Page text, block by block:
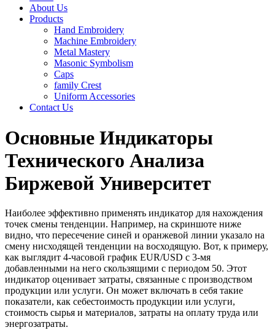
About Us
Products
Hand Embroidery
Machine Embroidery
Metal Mastery
Masonic Symbolism
Caps
family Crest
Uniform Accessories
Contact Us
Основные Индикаторы
Технического Анализа
Биржевой Университет
Наиболее эффективно применять индикатор для нахождения
точек смены тенденции. Например, на скриншоте ниже
видно, что пересечение синей и оранжевой линии указало на
смену нисходящей тенденции на восходящую. Вот, к примеру,
как выглядит 4-часовой график EUR/USD с 3-мя
добавленными на него скользящими с периодом 50. Этот
индикатор оценивает затраты, связанные с производством
продукции или услуги. Он может включать в себя такие
показатели, как себестоимость продукции или услуги,
стоимость сырья и материалов, затраты на оплату труда или
энергозатраты.